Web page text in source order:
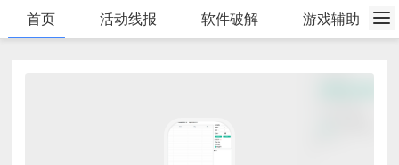
首页 活动线报 软件破解 游戏辅助